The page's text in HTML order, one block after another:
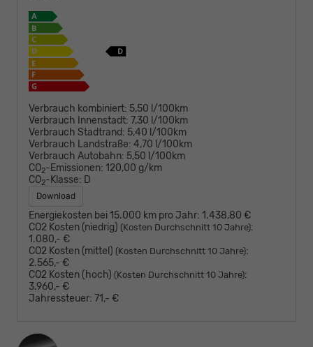
Verbrauch kombiniert: 5,50 l/100km
Verbrauch Innenstadt: 7,30 l/100km
Verbrauch Stadtrand: 5,40 l/100km
Verbrauch Landstraße: 4,70 l/100km
Verbrauch Autobahn: 5,50 l/100km
CO2-Emissionen: 120,00 g/km
CO2-Klasse: D
Download
Energiekosten bei 15.000 km pro Jahr: 1.438,80 €
CO2 Kosten (niedrig) (Kosten Durchschnitt 10 Jahre):
1.080,- €
CO2 Kosten (mittel) (Kosten Durchschnitt 10 Jahre):
2.565,- €
CO2 Kosten (hoch) (Kosten Durchschnitt 10 Jahre):
3.960,- €
Jahressteuer: 71,- €